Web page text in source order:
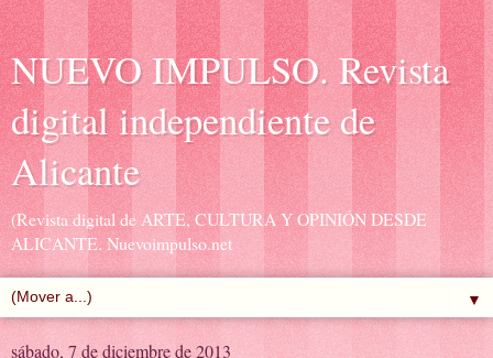
NUEVO IMPULSO. Revista
digital independiente de
Alicante
(Revista digital de ARTE, CULTURA Y OPINIÓN DESDE
ALICANTE. Nuevoimpulso.net
▼
sábado, 7 de diciembre de 2013